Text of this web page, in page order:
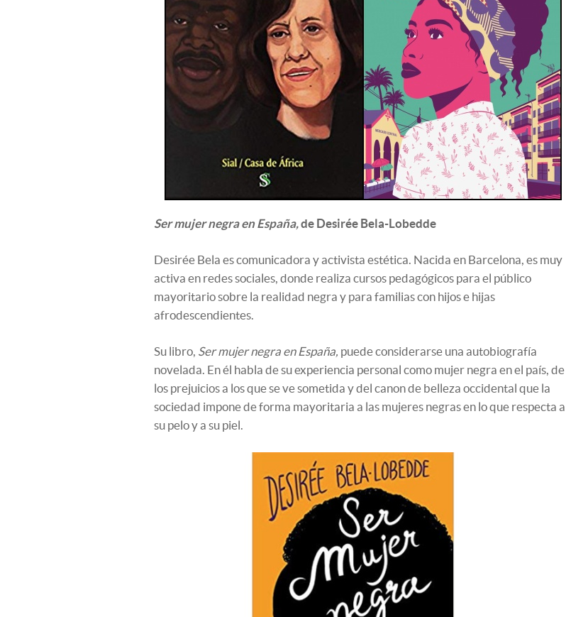
Ser mujer negra en España,de Desirée Bela-Lobedde
Desirée Bela es comunicadora y activista estética. Nacida en Barcelona, es muy
activa en redes sociales, donde realiza cursos pedagógicos para el público
mayoritario sobre la realidad negra y para familias con hijos e hijas
afrodescendientes.
Su libro, Ser mujer negra en España, puede considerarse una autobiografía
novelada. En él habla de su experiencia personal como mujer negra en el país, de
los prejuicios a los que se ve sometida y del canon de belleza occidental que la
sociedad impone de forma mayoritaria a las mujeres negras en lo que respecta a
su pelo y a su piel.